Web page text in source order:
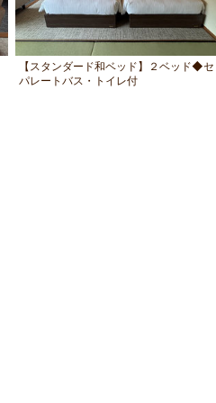
【スタンダード和ベッド】２ベッド◆セ
パレートバス・トイレ付